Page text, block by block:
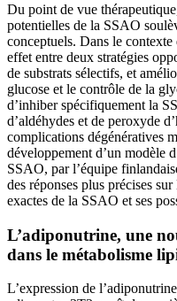
Du point de vue
potentielles de la SSAO
conceptuels. Dans le
effet entre deux stratégies
de substrats sélectifs, et
glucose et le contrôle de la
d’inhiber spécifiquement la
d’aldéhydes et de peroxyde
complications dégénératives
développement d’un modèle
SSAO, par l’équipe
des réponses plus précises
exactes de la SSAO et ses
L’adiponutrine, une
dans le métabolisme
L’expression de